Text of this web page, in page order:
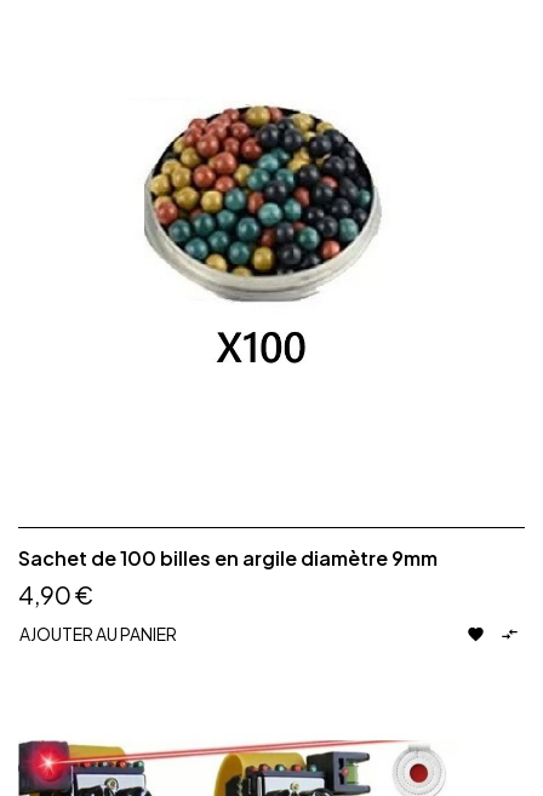
Sachet de 100 billes en argile diamètre 9mm
4,90 €
AJOUTER AU PANIER  